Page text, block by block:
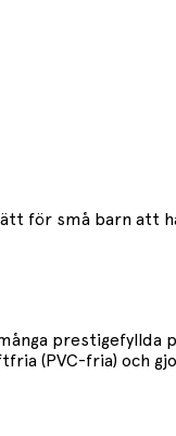
för små barn att
prestigefyllda
(PVC-fria) och